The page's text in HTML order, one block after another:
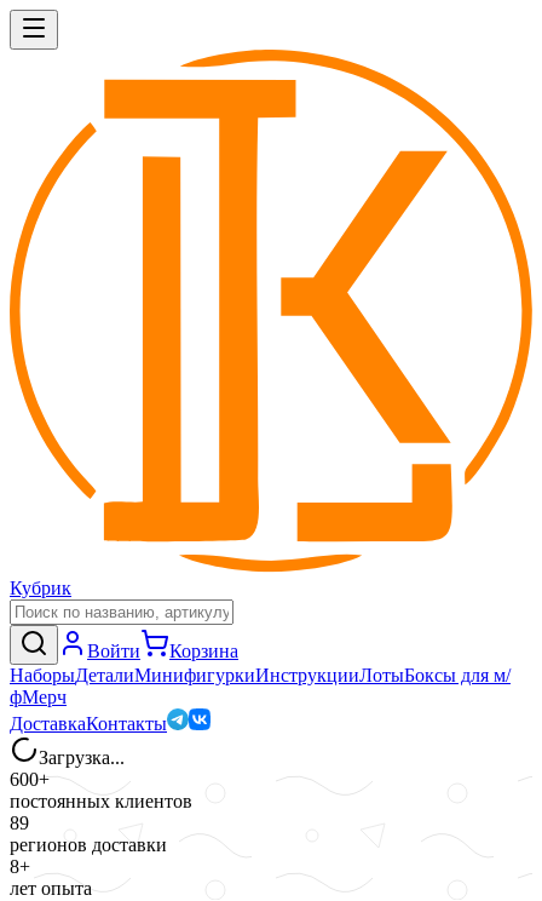
Кубрик
Войти
Корзина
НаборыДеталиМинифигуркиИнструкцииЛотыБоксы для м/
фМерч
ДоставкаКонтакты
Загрузка...
600+
постоянных клиентов
89
регионов доставки
8+
лет опыта